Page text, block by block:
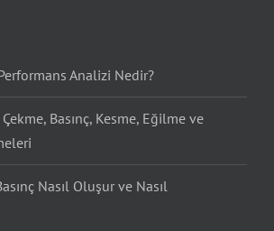
Analizi Nedir?
Basınç, Kesme, Eğilme ve
Nasıl Oluşur ve Nasıl